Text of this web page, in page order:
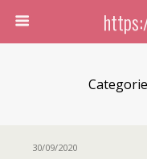
30/09/2020